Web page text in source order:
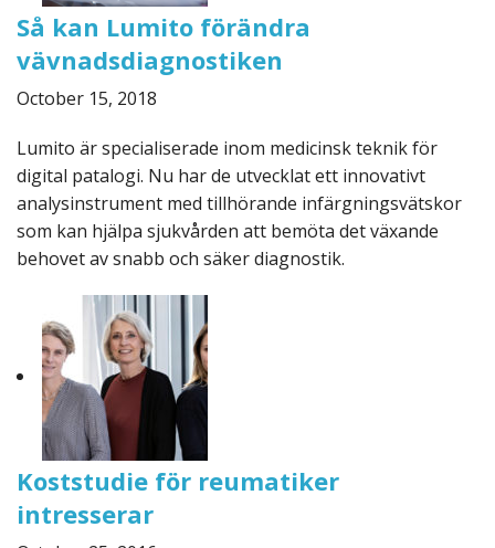
Så kan Lumito förändra
vävnadsdiagnostiken
October 15, 2018
Lumito är specialiserade inom medicinsk teknik för
digital patalogi. Nu har de utvecklat ett innovativt
analysinstrument med tillhörande infärgningsvätskor
som kan hjälpa sjukvården att bemöta det växande
behovet av snabb och säker diagnostik.
Koststudie för reumatiker
intresserar